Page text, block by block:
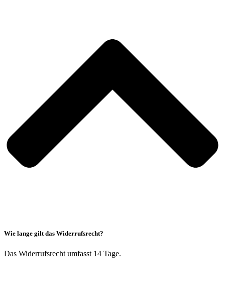
Wie lange gilt das Widerrufsrecht?
Das Widerrufsrecht umfasst 14 Tage.